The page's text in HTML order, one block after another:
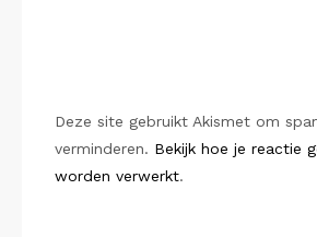
Deze site gebruikt Akismet om
verminderen. Bekijk hoe je reactie
worden verwerkt.